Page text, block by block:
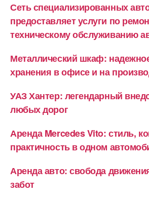
Сеть специализированных
предоставляет услуги по
техническому обслуживанию
Металлический шкаф:
хранения в офисе и на
УАЗ Хантер: легендарный
любых дорог
Аренда Mercedes Vito: стиль,
практичность в одном
Аренда авто: свобода
забот